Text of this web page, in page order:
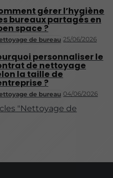
de bureau 25/06/2026
gérer l’hygiène
bureaux partagés en
space ?
de bureau 04/06/2026
personnaliser le
de nettoyage
la taille de
?
"Nettoyage de